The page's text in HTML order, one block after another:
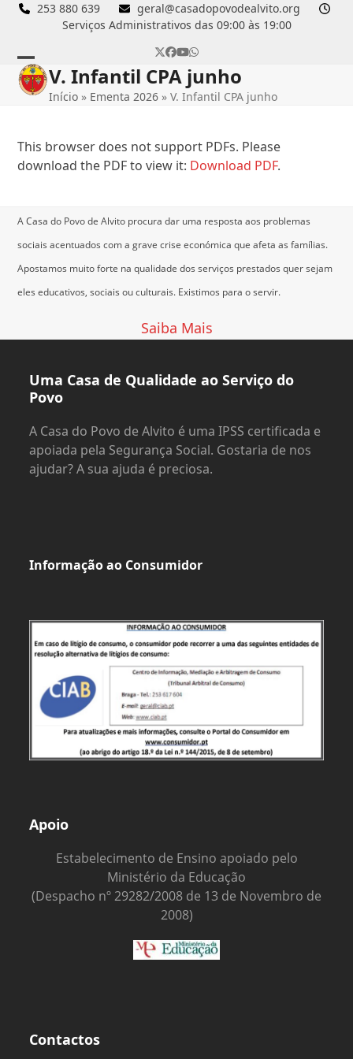
Skip
253 880 639
geral@casadopovodealvito.org
Serviços Administrativos das 09:00 às 19:00
Twitter
Facebook
YouTube
Whatsapp
Open
mobile
Close
mobile
V. Infantil CPA junho
Início » Ementa 2026 »V. Infantil CPA junho
This browser does not support PDFs. Please
download the PDF to view it: Download PDF.
A Casa do Povo de Alvito procura dar uma resposta aos problemas
sociais acentuados com a grave crise económica que afeta as famílias.
Apostamos muito forte na qualidade dos serviços prestados quer sejam
eles educativos, sociais ou culturais. Existimos para o servir.
Saiba Mais
Uma Casa de Qualidade ao Serviço do
Povo
A Casa do Povo de Alvito é uma IPSS certificada e
apoiada pela Segurança Social. Gostaria de nos
ajudar? A sua ajuda é preciosa.
Informação ao Consumidor
Apoio
Estabelecimento de Ensino apoiado pelo
Ministério da Educação
(Despacho nº 29282/2008 de 13 de Novembro de
2008)
Contactos